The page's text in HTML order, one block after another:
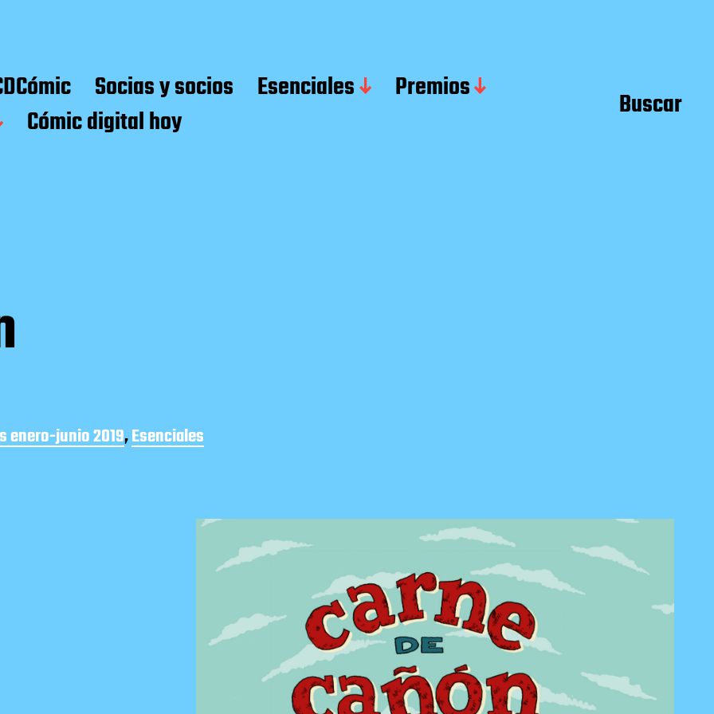
Socias y socios Esenciales
Premios
Cómic digital hoy Buscar
enero-junio 2019,Esenciales